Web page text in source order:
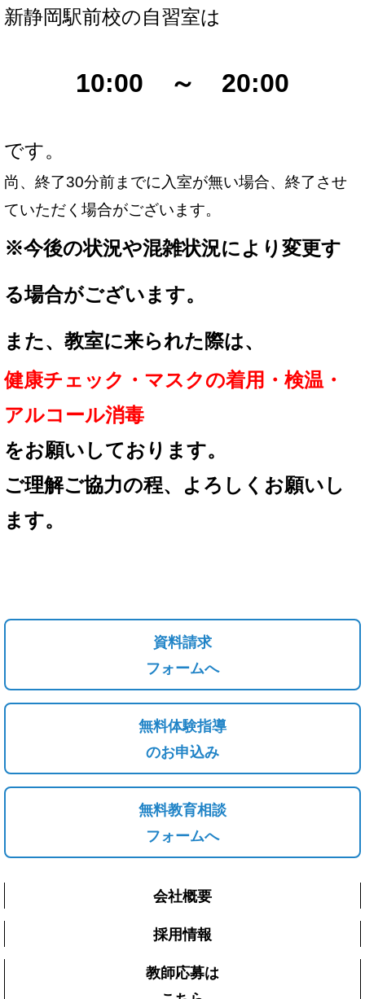
新静岡駅前校の自習室は
10:00 ～ 20:00
です。
尚、終了30分前までに入室が無い場合、終了させ
ていただく場合がございます。
※今後の状況や混雑状況により変更す
る場合がございます。
また、教室に来られた際は、
健康チェック・マスクの着用 ・検温・
アルコール消毒
をお願いしております。
ご理解ご協力の程、
よろしくお願いし
ます。
資料請求
フォームへ
無料体験指導
のお申込み
無料教育相談
フォームへ
会社概要
採用情報
教師応募は